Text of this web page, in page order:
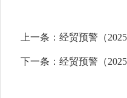
上一条： 经贸预警（
下一条： 经贸预警（